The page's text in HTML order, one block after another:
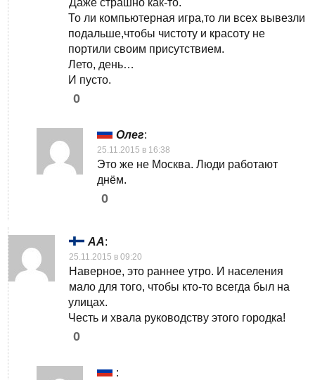
То ли компьютерная игра,то ли всех вывезли
подальше,чтобы чистоту и красоту не
портили своим присутствием.
Лето, день…
И пусто.
0
Олег:
25.11.2015 в 16:38
Это же не Москва. Люди работают
днём.
0
АА:
25.11.2015 в 09:20
Наверное, это раннее утро. И населения
мало для того, чтобы кто-то всегда был на
улицах.
Честь и хвала руководству этого городка!
0
: